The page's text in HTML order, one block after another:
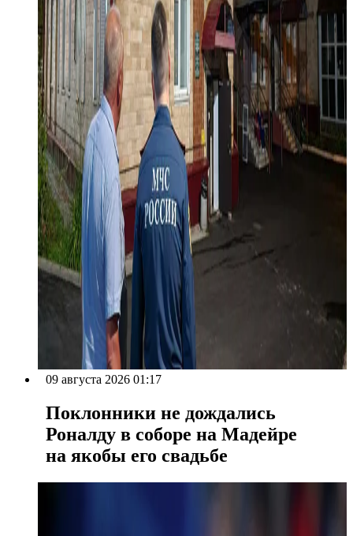
09 августа 2026 01:17
Поклонники не дождались
Роналду в соборе на Мадейре
на якобы его свадьбе